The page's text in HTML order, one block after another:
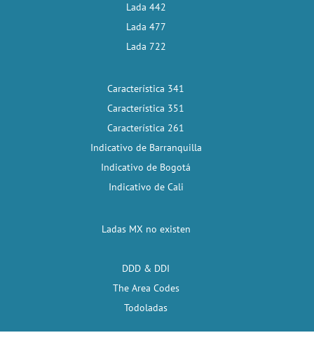
Lada 442
Lada 477
Lada 722
Característica 341
Característica 351
Característica 261
Indicativo de Barranquilla
Indicativo de Bogotá
Indicativo de Cali
Ladas MX no existen
DDD & DDI
The Area Codes
Todoladas